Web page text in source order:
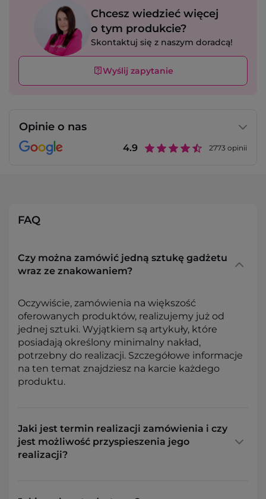
Chcesz wiedzieć więcej
o tym produkcie?
Skontaktuj się z naszym doradcą!
Wyślij zapytanie
Opinie o nas
4.9 2773 opinii
FAQ
Czy można zamówić jedną sztukę gadżetu
wraz ze znakowaniem?
Oczywiście, zamówienia na większość
oferowanych produktów, realizujemy już od
jednej sztuki. Wyjątkiem są artykuły, które
posiadają określony minimalny nakład,
potrzebny do realizacji. Szczegółowe informacje
na ten temat znajdziesz na karcie każdego
produktu.
Jaki jest termin realizacji zamówienia i czy
jest możliwość przyspieszenia jego
realizacji?